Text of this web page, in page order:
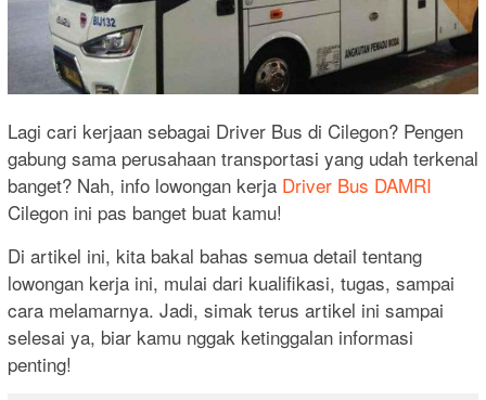
Lagi cari kerjaan sebagai Driver Bus di Cilegon? Pengen
gabung sama perusahaan transportasi yang udah terkenal
banget? Nah, info lowongan kerja Driver Bus DAMRI
Cilegon ini pas banget buat kamu!
Di artikel ini, kita bakal bahas semua detail tentang
lowongan kerja ini, mulai dari kualifikasi, tugas, sampai
cara melamarnya. Jadi, simak terus artikel ini sampai
selesai ya, biar kamu nggak ketinggalan informasi
penting!